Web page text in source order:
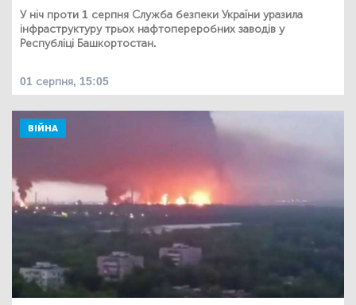
У ніч проти 1 серпня Служба безпеки України уразила
інфраструктуру трьох нафтопереробних заводів у
Республіці Башкортостан.
01 серпня, 15:05
ВІЙНА